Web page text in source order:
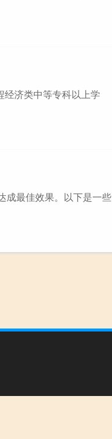
经济类中等专科以上学
成最佳效果。以下是一些